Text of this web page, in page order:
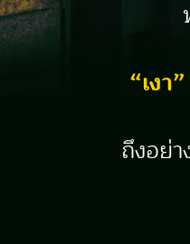
“เงา”
ถึงอย่